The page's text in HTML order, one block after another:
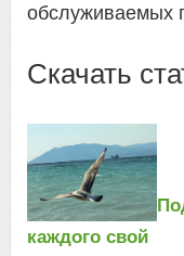
обслуживаемых
Скачать
каждого свой